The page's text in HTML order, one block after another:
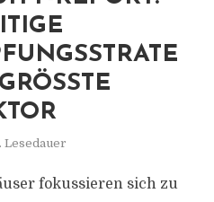
E
Lesedauer
fokussieren sich zu